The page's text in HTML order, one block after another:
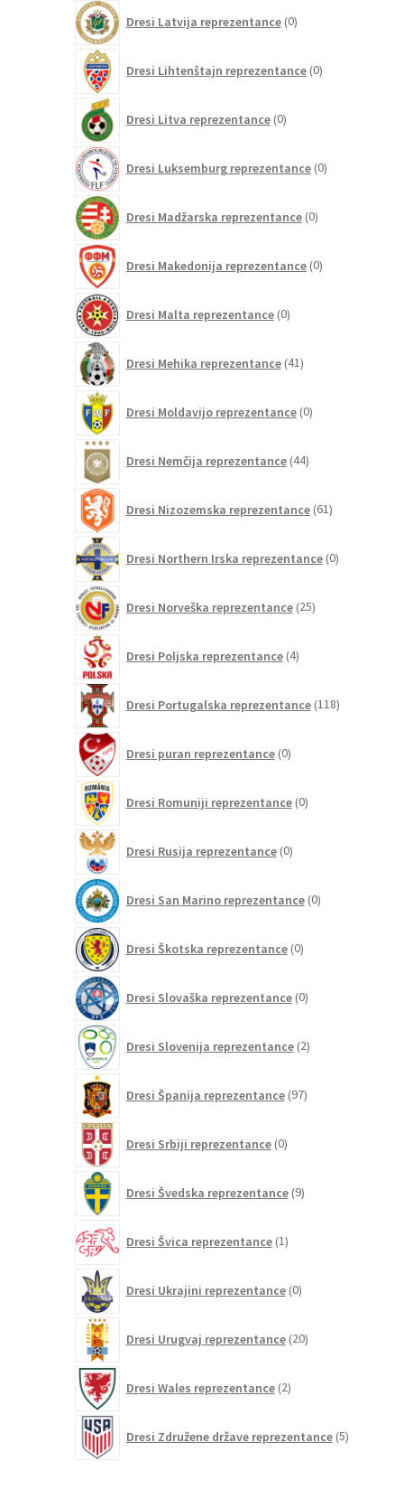
Dresi Latvija reprezentance 0izdelkov
Dresi Lihtenštajn reprezentance 0izdelkov
Dresi Litva reprezentance 0izdelkov
Dresi Luksemburg reprezentance 0izdelkov
Dresi Madžarska reprezentance 0izdelkov
Dresi Makedonija reprezentance 0izdelkov
Dresi Malta reprezentance 0izdelkov
Dresi Mehika reprezentance 41izdelkov
Dresi Moldavijo reprezentance 0izdelkov
Dresi Nemčija reprezentance 44izdelkov
Dresi Nizozemska reprezentance 61izdelkov
Dresi Northern Irska reprezentance 0izdelkov
Dresi Norveška reprezentance 25izdelkov
Dresi Poljska reprezentance 4izdelki
Dresi Portugalska reprezentance 118izdelkov
Dresi puran reprezentance 0izdelkov
Dresi Romuniji reprezentance 0izdelkov
Dresi Rusija reprezentance 0izdelkov
Dresi San Marino reprezentance 0izdelkov
Dresi Škotska reprezentance 0izdelkov
Dresi Slovaška reprezentance 0izdelkov
Dresi Slovenija reprezentance 2izdelka
Dresi Španija reprezentance 97izdelkov
Dresi Srbiji reprezentance 0izdelkov
Dresi Švedska reprezentance 9izdelkov
Dresi Švica reprezentance 1izdelek
Dresi Ukrajini reprezentance 0izdelkov
Dresi Urugvaj reprezentance 20izdelkov
Dresi Wales reprezentance 2izdelka
Dresi Združene države reprezentance 5izdelkov